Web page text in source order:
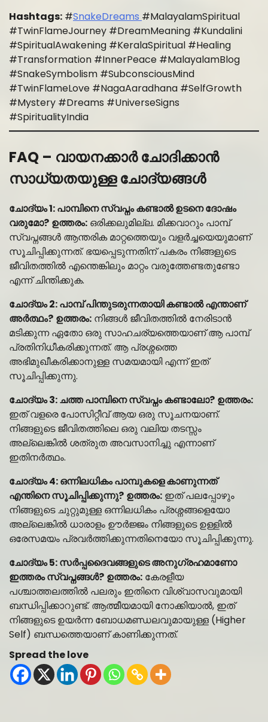
Hashtags: #SnakeDreams #MalayalamSpiritual
#TwinFlameJourney #DreamMeaning #Kundalini
#SpiritualAwakening #KeralaSpiritual #Healing
#Transformation #InnerPeace #MalayalamBlog
#SnakeSymbolism #SubconsciousMind
#TwinFlameLove #NagaAaradhana #SelfGrowth
#Mystery #Dreams #UniverseSigns
#SpiritualityIndia
FAQ – വായനക്കാർ ചോദിക്കാൻ
സാധ്യതയുള്ള ചോദ്യങ്ങൾ
ചോദ്യം 1: പാമ്പിനെ സ്വപ്നം കണ്ടാൽ ഉടനെ ദോഷം
വരുമോ? ഉത്തരം: ഒരിക്കലുമില്ല. മിക്കവാറും പാമ്പ്
സ്വപ്നങ്ങൾ ആന്തരിക മാറ്റത്തെയും വളർച്ചയെയുമാണ്
സൂചിപ്പിക്കുന്നത്. ഭയപ്പെടുന്നതിന് പകരം നിങ്ങളുടെ
ജീവിതത്തിൽ എന്തെങ്കിലും മാറ്റം വരുത്തേണ്ടതുണ്ടോ
എന്ന് ചിന്തിക്കുക.
ചോദ്യം 2: പാമ്പ് പിന്തുടരുന്നതായി കണ്ടാൽ എന്താണ്
അർത്ഥം? ഉത്തരം: നിങ്ങൾ ജീവിതത്തിൽ നേരിടാൻ
മടിക്കുന്ന ഏതോ ഒരു സാഹചര്യത്തെയാണ് ആ പാമ്പ്
പ്രതിനിധീകരിക്കുന്നത്. ആ പ്രശ്നത്തെ
അഭിമുഖീകരിക്കാനുള്ള സമയമായി എന്ന് ഇത്
സൂചിപ്പിക്കുന്നു.
ചോദ്യം 3: ചത്ത പാമ്പിനെ സ്വപ്നം കണ്ടാലോ? ഉത്തരം:
ഇത് വളരെ പോസിറ്റീവ് ആയ ഒരു സൂചനയാണ്.
നിങ്ങളുടെ ജീവിതത്തിലെ ഒരു വലിയ തടസ്സം
അല്ലെങ്കിൽ ശത്രുത അവസാനിച്ചു എന്നാണ്
ഇതിനർത്ഥം.
ചോദ്യം 4: ഒന്നിലധികം പാമ്പുകളെ കാണുന്നത്
എന്തിനെ സൂചിപ്പിക്കുന്നു? ഉത്തരം: ഇത് പലപ്പോഴും
നിങ്ങളുടെ ചുറ്റുമുള്ള ഒന്നിലധികം പ്രശ്നങ്ങളെയോ
അല്ലെങ്കിൽ ധാരാളം ഊർജ്ജം നിങ്ങളുടെ ഉള്ളിൽ
ഒരേസമയം പ്രവർത്തിക്കുന്നതിനെയോ സൂചിപ്പിക്കുന്നു.
ചോദ്യം 5: സർപ്പദൈവങ്ങളുടെ അനുഗ്രഹമാണോ
ഇത്തരം സ്വപ്നങ്ങൾ? ഉത്തരം: കേരളീയ
പശ്ചാത്തലത്തിൽ പലരും ഇതിനെ വിശ്വാസവുമായി
ബന്ധിപ്പിക്കാറുണ്ട്. ആത്മീയമായി നോക്കിയാൽ, ഇത്
നിങ്ങളുടെ ഉയർന്ന ബോധമണ്ഡലവുമായുള്ള (Higher
Self) ബന്ധത്തെയാണ് കാണിക്കുന്നത്.
Spread the love